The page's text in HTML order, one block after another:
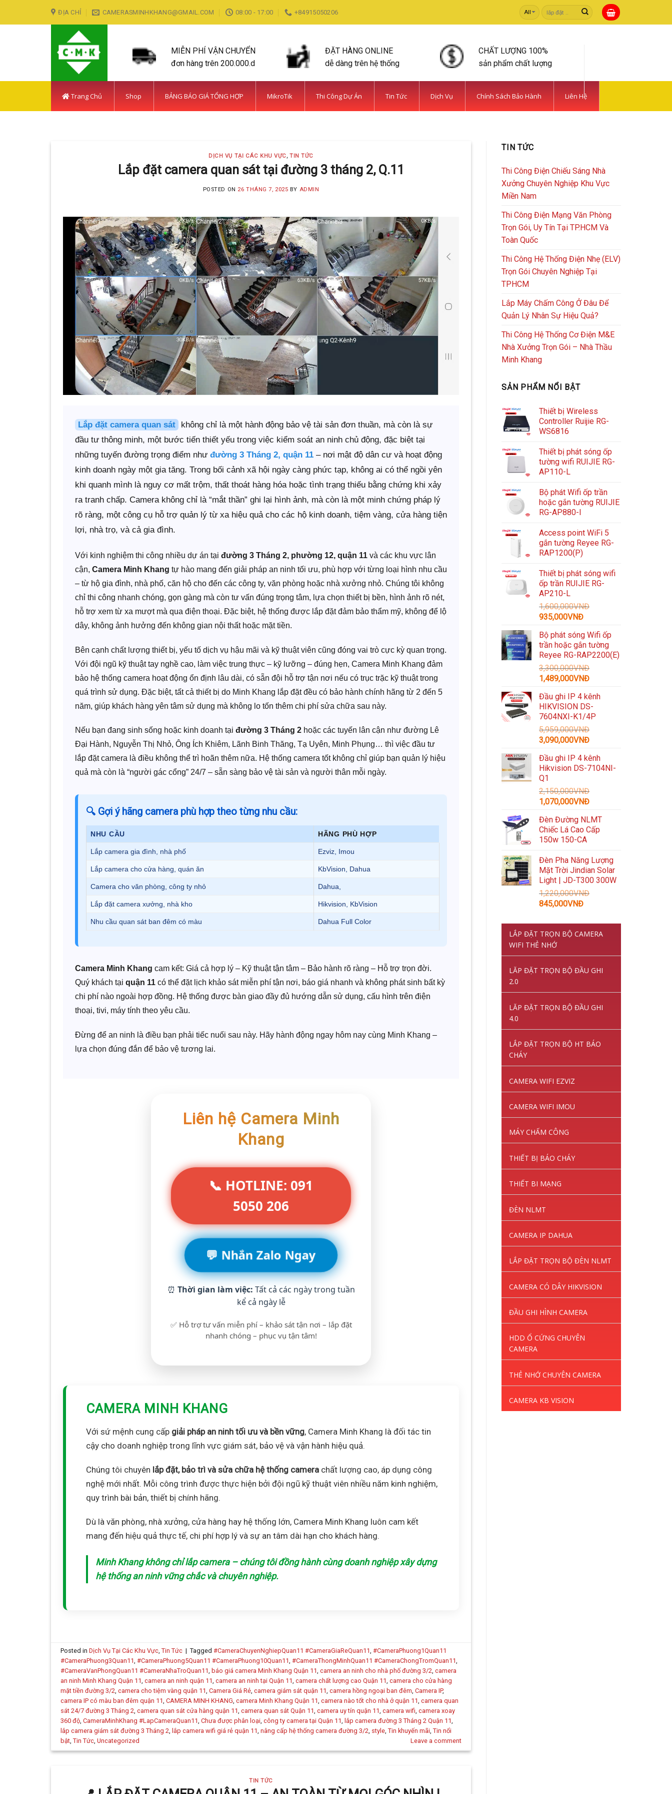
ĐỊA CHỈ CAMERASMINHKHANG@GMAIL.COM 08:00 - 17:00 +84915050206
Tìm
kiếm:
MIỄN PHÍ VẬN CHUYỂN
đơn hàng trên 200.000.d
ĐẶT HÀNG ONLINE
dễ dàng trên hệ thống
CHẤT LƯỢNG 100%
sản phẩm chất lượng
Trang Chủ Shop BẢNG BÁO GIÁ TỔNG HỢP MikroTik Thi Công Dự Án Tin Tức Dịch Vụ Chính Sách Bảo Hành Liên Hệ
DỊCH VỤ TẠI CÁC KHU VỰC TIN TỨC
LẮP ĐẶT CAMERA HUYỆN BÌNH CHÁNH SIÊU AN NINH VÀ SIÊU TIẾT KIỆM | CAMERA
Với hơn 5 năm kinh nghiệm, Camera Minh Khang là đơn vị hàng đầu trong [...]
CONTINUE READING
DỊCH VỤ TẠI CÁC KHU VỰC,TIN TỨC
Lắp đặt camera quan sát tại đường 3 tháng 2, Q.11
POSTED ON 26 THÁNG 7, 2025 BY ADMIN
Lắp đặt camera quan sát
không chỉ là một hành động bảo vệ tài sản đơn thuần, mà còn là sự
đầu tư thông minh, một bước tiến thiết yếu trong việc kiểm soát an ninh chủ động, đặc biệt tại
những tuyến đường trọng điểm như đường 3 Tháng 2, quận 11 – nơi mật độ dân cư và hoạt động
kinh doanh ngày một gia tăng. Trong bối cảnh xã hội ngày càng phức tạp, không ai có thể ngồi yên
khi quanh mình là nguy cơ mất trộm, thất thoát hàng hóa hoặc tình trạng thiếu bằng chứng khi xảy
ra tranh chấp. Camera không chỉ là “mắt thần” ghi lại hình ảnh, mà còn là một minh chứng pháp lý
rõ ràng, một công cụ hỗ trợ quản lý từ xa hiệu quả cho các hộ kinh doanh, tiệm vàng, cửa hàng tiện
lợi, nhà trọ, và cả gia đình.
Với kinh nghiệm thi công nhiều dự án tại đường 3 Tháng 2, phường 12, quận 11 và các khu vực lân
cận, Camera Minh Khang tự hào mang đến giải pháp an ninh tối ưu, phù hợp với từng loại hình nhu cầu
– từ hộ gia đình, nhà phố, căn hộ cho đến các công ty, văn phòng hoặc nhà xưởng nhỏ. Chúng tôi không
chỉ thi công nhanh chóng, gọn gàng mà còn tư vấn đúng trọng tâm, lựa chọn thiết bị bền, hình ảnh rõ nét,
hỗ trợ xem từ xa mượt mà qua điện thoại. Đặc biệt, hệ thống được lắp đặt đảm bảo thẩm mỹ, không để lộ
dây, không ảnh hưởng đến không gian nội thất hoặc mặt tiền.
Bên cạnh chất lượng thiết bị, yếu tố dịch vụ hậu mãi và kỹ thuật viên cũng đóng vai trò cực kỳ quan trọng.
Với đội ngũ kỹ thuật tay nghề cao, làm việc trung thực – kỹ lưỡng – đúng hẹn, Camera Minh Khang đảm
bảo hệ thống camera hoạt động ổn định lâu dài, có sẵn đội hỗ trợ tận nơi nếu có trục trặc kỹ thuật trong
quá trình sử dụng. Đặc biệt, tất cả thiết bị do Minh Khang lắp đặt đều có bảo hành chính hãng từ 2 đến 5
năm, giúp khách hàng yên tâm sử dụng mà không lo tốn thêm chi phí sửa chữa sau này.
Nếu bạn đang sinh sống hoặc kinh doanh tại đường 3 Tháng 2 hoặc các tuyến lân cận như đường Lê
Đại Hành, Nguyễn Thị Nhỏ, Ông Ích Khiêm, Lãnh Binh Thăng, Tạ Uyên, Minh Phụng… thì việc đầu tư
lắp đặt camera là điều không thể trì hoãn thêm nữa. Hệ thống camera tốt không chỉ giúp bạn quản lý hiệu
quả mà còn là “người gác cổng” 24/7 – sẵn sàng bảo vệ tài sản và người thân mỗi ngày.
🔍 Gợi ý hãng camera phù hợp theo từng nhu cầu:
NHU CẦU HÃNG PHÙ HỢP
Lắp camera gia đình, nhà phố Ezviz, Imou
Lắp camera cho cửa hàng, quán ăn KbVision, Dahua
Camera cho văn phòng, công ty nhỏ Dahua,
Lắp đặt camera xưởng, nhà kho Hikvision, KbVision
Nhu cầu quan sát ban đêm có màu Dahua Full Color
Camera Minh Khang cam kết: Giá cả hợp lý – Kỹ thuật tận tâm – Bảo hành rõ ràng – Hỗ trợ trọn đời.
Quý khách tại quận 11 có thể đặt lịch khảo sát miễn phí tận nơi, báo giá nhanh và không phát sinh bất kỳ
chi phí nào ngoài hợp đồng. Hệ thống được bàn giao đầy đủ hướng dẫn sử dụng, cấu hình trên điện
thoại, tivi, máy tính theo yêu cầu.
Đừng để an ninh là điều bạn phải tiếc nuối sau này. Hãy hành động ngay hôm nay cùng Minh Khang –
lựa chọn đúng đắn để bảo vệ tương lai.
Liên hệ Camera Minh
Khang
📞 HOTLINE: 091
5050 206
💬 Nhắn Zalo Ngay
⏰ Thời gian làm việc: Tất cả các ngày trong tuần
kể cả ngày lễ
✅ Hỗ trợ tư vấn miễn phí – khảo sát tận nơi – lắp đặt
nhanh chóng – phục vụ tận tâm!
CAMERA MINH KHANG
Với sứ mệnh cung cấp giải pháp an ninh tối ưu và bền vững, Camera Minh Khang là đối tác tin
cậy cho doanh nghiệp trong lĩnh vực giám sát, bảo vệ và vận hành hiệu quả.
Chúng tôi chuyên lắp đặt, bảo trì và sửa chữa hệ thống camera chất lượng cao, áp dụng công
nghệ mới nhất. Mỗi công trình được thực hiện bởi đội ngũ kỹ thuật viên nhiều năm kinh nghiệm,
quy trình bài bản, thiết bị chính hãng.
Dù là văn phòng, nhà xưởng, cửa hàng hay hệ thống lớn, Camera Minh Khang luôn cam kết
mang đến hiệu quả thực tế, chi phí hợp lý và sự an tâm dài hạn cho khách hàng.
Minh Khang không chỉ lắp camera – chúng tôi đồng hành cùng doanh nghiệp xây dựng
hệ thống an ninh vững chắc và chuyên nghiệp.
Posted inDịch Vụ Tại Các Khu Vực,Tin Tức | Tagged#CameraChuyenNghiepQuan11 #CameraGiaReQuan11,#CameraPhuong1Quan11
#CameraPhuong3Quan11,#CameraPhuong5Quan11 #CameraPhuong10Quan11,#CameraThongMinhQuan11 #CameraChongTromQuan11,
#CameraVanPhongQuan11 #CameraNhaTroQuan11, báo giá camera Minh Khang Quận 11,camera an ninh cho nhà phố đường 3/2,camera
an ninh Minh Khang Quận 11,camera an ninh quận 11,camera an ninh tại Quận 11,camera chất lượng cao Quận 11,camera cho cửa hàng
mặt tiền đường 3/2,camera cho tiệm vàng quận 11,Camera Giá Rẻ,camera giám sát quận 11,camera hồng ngoại ban đêm,Camera IP,
camera IP có màu ban đêm quận 11,CAMERA MINH KHANG,camera Minh Khang Quận 11,camera nào tốt cho nhà ở quận 11,camera quan
sát 24/7 đường 3 Tháng 2,camera quan sát cửa hàng quận 11,camera quan sát Quận 11,camera uy tín quận 11,camera wifi,camera xoay
360 độ,CameraMinhKhang #LapCameraQuan11,Chưa được phân loại,công ty camera tại Quận 11, lắp camera đường 3 Tháng 2 Quận 11,
lắp camera giám sát đường 3 Tháng 2, lắp camera wifi giá rẻ quận 11,nâng cấp hệ thống camera đường 3/2, style,Tin khuyến mãi,Tin nổi
bật,Tin Tức,Uncategorized Leave a comment
TIN TỨC
TIN TỨC
Thi Công Điện Chiếu Sáng Nhà
Xưởng Chuyên Nghiệp Khu Vực
Miền Nam
Thi Công Điện Mạng Văn Phòng
Trọn Gói, Uy Tín Tại TP.HCM Và
Toàn Quốc
Thi Công Hệ Thống Điện Nhẹ (ELV)
Trọn Gói Chuyên Nghiệp Tại
TPHCM
Lắp Máy Chấm Công Ở Đâu Để
Quản Lý Nhân Sự Hiệu Quả?
Thi Công Hệ Thống Cơ Điện M&E
Nhà Xưởng Trọn Gói – Nhà Thầu
Minh Khang
SẢN PHẨM NỔI BẬT
Thiết bị Wireless
Controller Ruijie RG-
WS6816
Thiết bị phát sóng ốp
tường wifi RUIJIE RG-
AP110-L
Bộ phát Wifi ốp trần
hoặc gắn tường RUIJIE
RG-AP880-I
Access point WiFi 5
gắn tường Reyee RG-
RAP1200(P)
Thiết bị phát sóng wifi
ốp trần RUIJIE RG-
AP210-L
1,600,000VNĐ
Giá
là:
1,600,000VNĐ.
935,000VNĐGiá
tại
là:
935,000VNĐ.
Bộ phát sóng Wifi ốp
trần hoặc gắn tường
Reyee RG-RAP2200(E)
3,300,000VNĐ
Giá
là:
3,300,000VNĐ.
1,489,000VNĐGiá
tại
là:
1,489,000VNĐ.
Đầu ghi IP 4 kênh
HIKVISION DS-
7604NXI-K1/4P
5,959,000VNĐ
Giá
là:
5,959,000VNĐ.
3,090,000VNĐGiá
tại
là:
Đầu ghi IP 4 kênh
Hikvision DS-7104NI-
Q1
2,150,000VNĐ
Giá
là:
2,150,000VNĐ.
1,070,000VNĐGiá
tại
là:
Đèn Đường NLMT
Chiếc Lá Cao Cấp
150w 150-CA
Đèn Pha Năng Lượng
Mặt Trời Jindian Solar
Light | JD-T300 300W
1,220,000VNĐ
Giá
là:
1,220,000VNĐ.
845,000VNĐGiá
tại
là:
LẮP ĐẶT TRỌN BỘ CAMERA
WIFI THẺ NHỚ
LĂP ĐẶT TRỌN BỘ ĐẦU GHI
2.0
LĂP ĐẶT TRỌN BỘ ĐẦU GHI
4.0
LẮP ĐẶT TRỌN BỘ HT BÁO
CHÁY
CAMERA WIFI EZVIZ
CAMERA WIFI IMOU
MÁY CHẤM CÔNG
THIẾT BỊ BÁO CHÁY
THIẾT BI MẠNG
ĐÈN NLMT
CAMERA IP DAHUA
LẮP ĐẶT TRỌN BỘ ĐÈN NLMT
CAMERA CÓ DÂY HIKVISION
ĐẦU GHI HÌNH CAMERA
HDD Ổ CỨNG CHUYÊN
CAMERA
THẺ NHỚ CHUYÊN CAMERA
CAMERA KB VISION